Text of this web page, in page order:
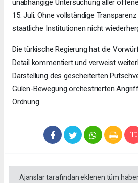
unabhängige Untersuchung aller
15. Juli. Ohne vollständige
staatliche Institutionen nicht
Die türkische Regierung hat die
Detail kommentiert und verweist
Darstellung des gescheiterten
Gülen-Bewegung orchestrierten
Ordnung.
Ajanslar tarafından eklenen tüm